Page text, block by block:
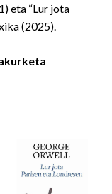
eta “Lur jota
(2025).